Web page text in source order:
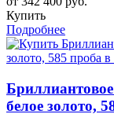
Купить
Подробнее
белое золото,